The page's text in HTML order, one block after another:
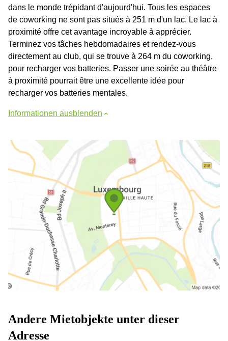
dans le monde trépidant d'aujourd'hui. Tous les espaces
de coworking ne sont pas situés à 251 m d'un lac. Le lac à
proximité offre cet avantage incroyable à apprécier.
Terminez vos tâches hebdomadaires et rendez-vous
directement au club, qui se trouve à 264 m du coworking,
pour recharger vos batteries. Passer une soirée au théâtre
à proximité pourrait être une excellente idée pour
recharger vos batteries mentales.
Informationen ausblenden
Andere Mietobjekte unter dieser
Adresse